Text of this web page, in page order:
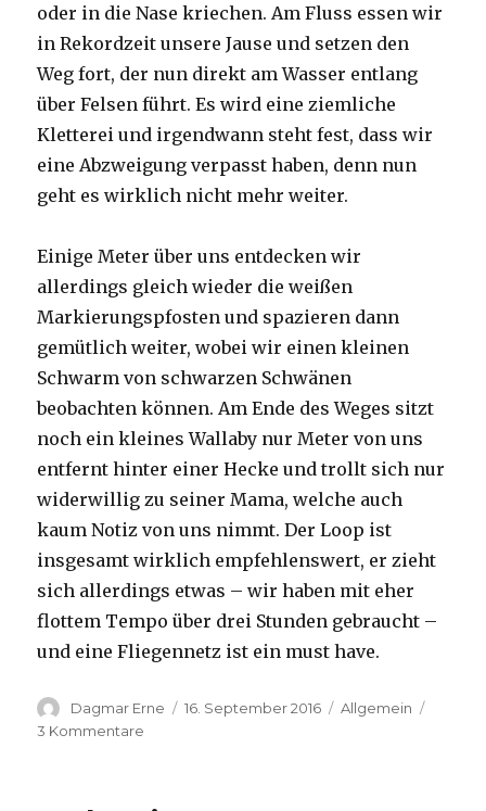
oder in die Nase kriechen. Am Fluss essen wir
in Rekordzeit unsere Jause und setzen den
Weg fort, der nun direkt am Wasser entlang
über Felsen führt. Es wird eine ziemliche
Kletterei und irgendwann steht fest, dass wir
eine Abzweigung verpasst haben, denn nun
geht es wirklich nicht mehr weiter.
Einige Meter über uns entdecken wir
allerdings gleich wieder die weißen
Markierungspfosten und spazieren dann
gemütlich weiter, wobei wir einen kleinen
Schwarm von schwarzen Schwänen
beobachten können. Am Ende des Weges sitzt
noch ein kleines Wallaby nur Meter von uns
entfernt hinter einer Hecke und trollt sich nur
widerwillig zu seiner Mama, welche auch
kaum Notiz von uns nimmt. Der Loop ist
insgesamt wirklich empfehlenswert, er zieht
sich allerdings etwas – wir haben mit eher
flottem Tempo über drei Stunden gebraucht –
und eine Fliegennetz ist ein must have.
Autor
Dagmar Erne
Veröffentlicht
16. September 2016 Kategorien
Allgemein
3 Kommentare